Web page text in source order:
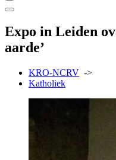
Expo in Leiden
aarde’
KRO-NCRV ->
Katholiek